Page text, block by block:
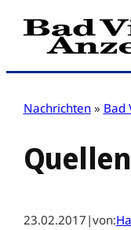
Zum
Inhalt
Nachrichten » Bad
23.02.2017 |von: